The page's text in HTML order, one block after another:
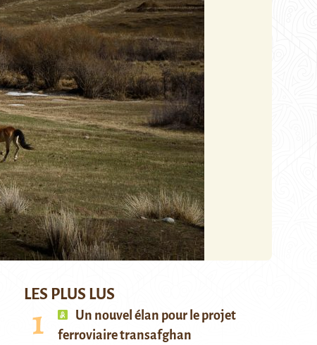
LES PLUS LUS
Un nouvel élan pour le projet
ferroviaire transafghan